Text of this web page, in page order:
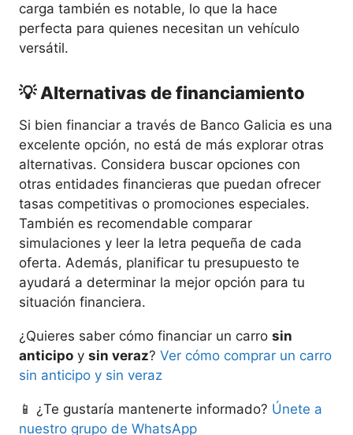
carga también es notable, lo que la hace
perfecta para quienes necesitan un vehículo
versátil.
💡 Alternativas de financiamiento
Si bien financiar a través de Banco Galicia es una
excelente opción, no está de más explorar otras
alternativas. Considera buscar opciones con
otras entidades financieras que puedan ofrecer
tasas competitivas o promociones especiales.
También es recomendable comparar
simulaciones y leer la letra pequeña de cada
oferta. Además, planificar tu presupuesto te
ayudará a determinar la mejor opción para tu
situación financiera.
¿Quieres saber cómo financiar un carro sin
anticipo y sin veraz? Ver cómo comprar un carro
sin anticipo y sin veraz
📱 ¿Te gustaría mantenerte informado? Únete a
nuestro grupo de WhatsApp